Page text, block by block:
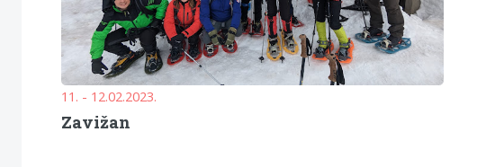
11. - 12.02.2023.
Zavižan